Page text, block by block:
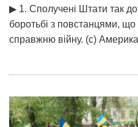
▶ 1. Сполучені Штати так
боротьбі з повстанцями,
справжню війну. (с)